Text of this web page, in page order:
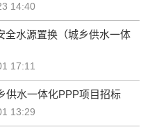
14:40
全水源置换（城乡供水一体
17:11
供水一体化PPP项目招标
13:29